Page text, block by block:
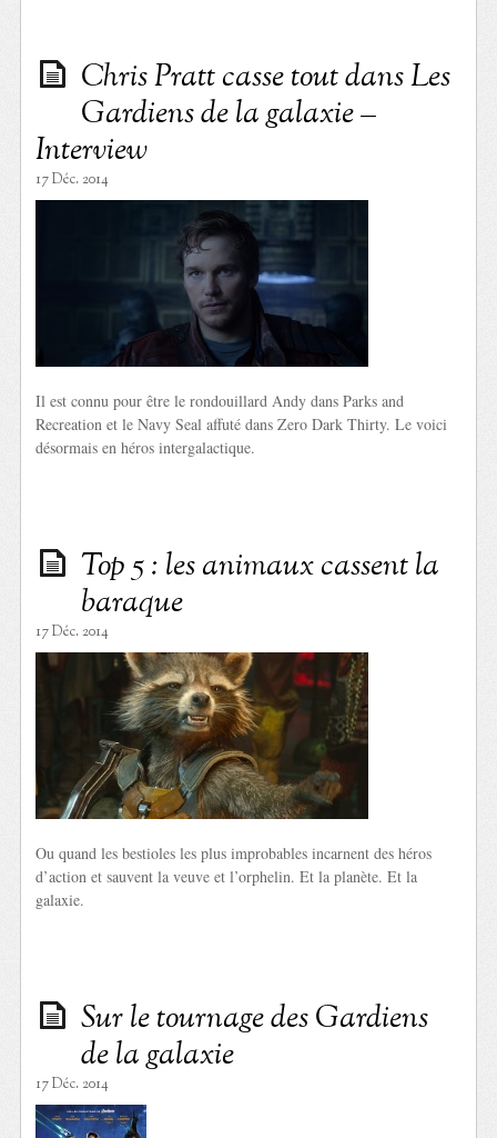
Chris Pratt casse tout dans Les
Gardiens de la galaxie –
Interview
17 Déc. 2014
Il est connu pour être le rondouillard Andy dans Parks and
Recreation et le Navy Seal affuté dans Zero Dark Thirty. Le voici
désormais en héros intergalactique.
Top 5 : les animaux cassent la
baraque
17 Déc. 2014
Ou quand les bestioles les plus improbables incarnent des héros
d’action et sauvent la veuve et l’orphelin. Et la planète. Et la
galaxie.
Sur le tournage des Gardiens
de la galaxie
17 Déc. 2014